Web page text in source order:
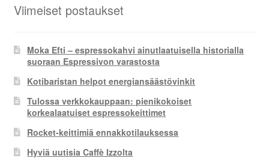
Viimeiset postaukset
Moka Efti – espressokahvi ainutlaatuisella historialla
suoraan Espressivon varastosta
Kotibaristan helpot energiansäästövinkit
Tulossa verkkokauppaan: pienikokoiset
korkealaatuiset espressokeittimet
Rocket-keittimiä ennakkotilauksessa
Hyviä uutisia Caffè Izzolta